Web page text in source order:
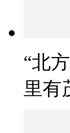
“北
里有